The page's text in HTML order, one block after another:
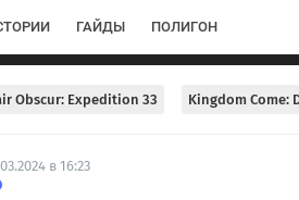
ГАЙДЫ ПОЛИГОН
Obscur: Expedition 33 Kingdom Come:
в 16:23